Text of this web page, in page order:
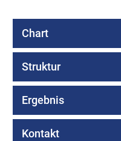
Chart
Struktur
Ergebnis
Kontakt